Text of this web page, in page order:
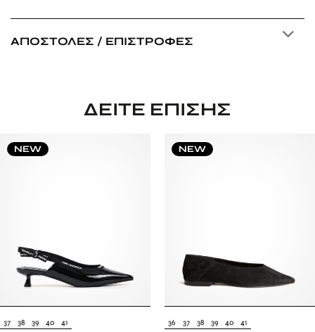
ΑΠΟΣΤΟΛΈΣ / ΕΠΙΣΤΡΟΦΈΣ
ΔΕΊΤΕ ΕΠΊΣΗΣ
NEW
37 38 39 40 41
NEW
36 37 38 39 40 41